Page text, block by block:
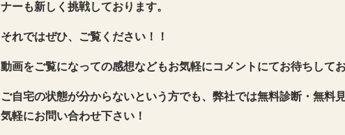
ナーも新しく挑戦しております。
それではぜひ、ご覧ください！！
動画をご覧になっての感想などもお気軽にコメントにてお待ちしてお
ご自宅の状態が分からないという方でも、弊社では無料診断・無料
気軽にお問い合わせ下さい！